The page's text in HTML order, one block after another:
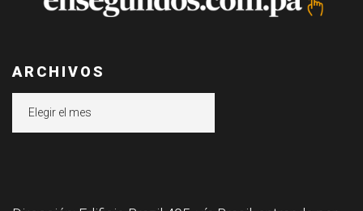
ARCHIVOS